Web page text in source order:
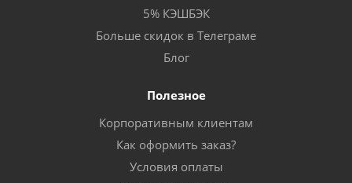
5% КЭШБЭК
Больше скидок в Телеграме
Блог
Полезное
Корпоративным клиентам
Как оформить заказ?
Условия оплаты